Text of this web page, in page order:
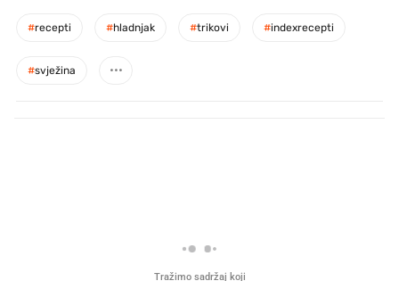
#recepti #hladnjak #trikovi #indexrecepti
#svježina